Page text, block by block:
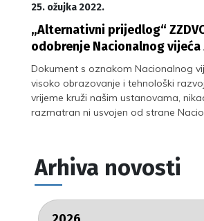
25. ožujka 2022.
„Alternativni prijedlog“
odobrenje Nacionalnog vijeća
Dokument s oznakom Nacionalnog
visoko obrazovanje i tehnološki
vrijeme kruži našim ustanovama,
razmatran ni usvojen od strane
Arhiva novosti